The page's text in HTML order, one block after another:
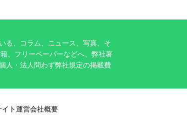
る、コラム、ニュース、写真、そ
、フリーペーパーなどへ、弊社著
人・法人問わず弊社規定の掲載費
イト運営会社概要